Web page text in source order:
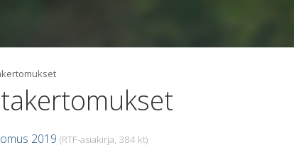
2019 (RTF-asiakirja, 384 kt)